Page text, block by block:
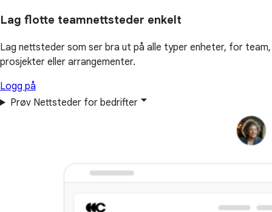
Lag flotte teamnettsteder enkelt
Lag nettsteder som ser bra ut på alle typer enheter, for team,
prosjekter eller arrangementer.
Logg på
Prøv Nettsteder for bedrifter